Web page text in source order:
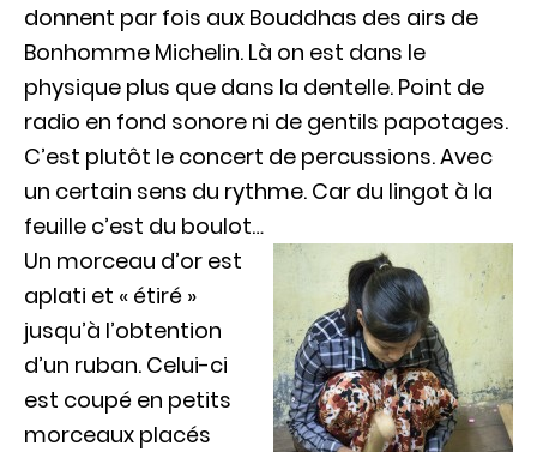
donnent par fois aux Bouddhas des airs de
Bonhomme Michelin. Là on est dans le
physique plus que dans la dentelle. Point de
radio en fond sonore ni de gentils papotages.
C’est plutôt le concert de percussions. Avec
un certain sens du rythme. Car du lingot à la
feuille c’est du boulot…
Un morceau d’or est
aplati et « étiré »
jusqu’à l’obtention
d’un ruban. Celui-ci
est coupé en petits
morceaux placés